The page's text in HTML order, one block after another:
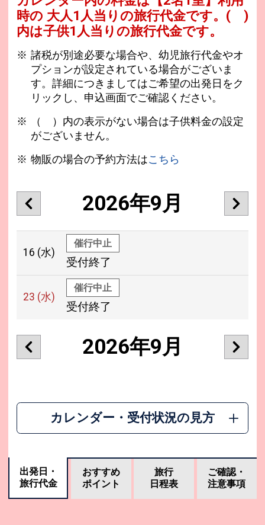
時の 大人1人当りの旅行代金です。 ( )
内は子供1人当りの旅行代金です。
諸税が別途必要な場合や、幼児旅行代金やオ
プションが設定されている場合がございま
す。詳細につきましてはご希望の出発日をク
リックし、申込画面でご確認ください。
（ ）内の表示がない場合は子供料金の設定
がございません。
物販の場合の予約方法はこちら
2026年9月
16 (水)
催行中止
受付終了
23 (水)
催行中止
受付終了
2026年9月
カレンダー・受付状況の見方
出発日・
旅行代金
おすすめ
ポイント
旅行
日程表
ご確認・
注意事項